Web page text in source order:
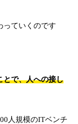
っていくのです
とで、人への接し
人規模のITベンチ